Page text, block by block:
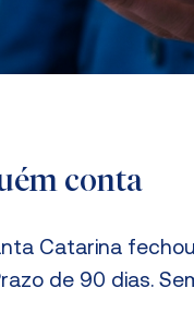
conta
Catarina
de 90 dias.